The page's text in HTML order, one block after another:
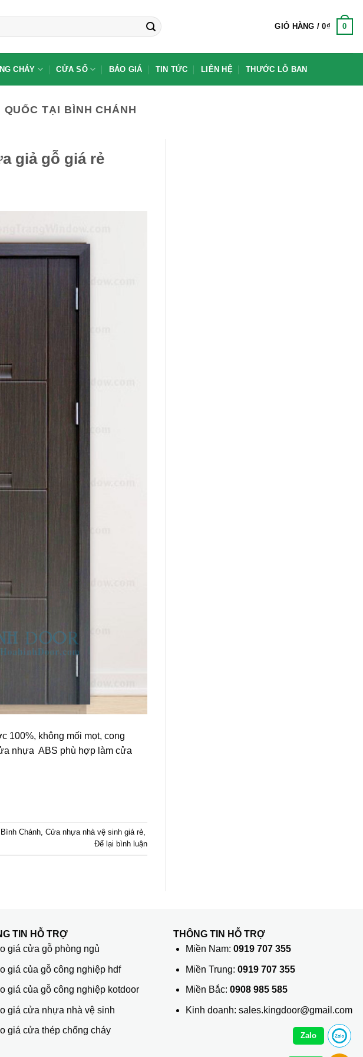
GIỎ HÀNG /0₫ 0
CHÁY CỬA SỔ BÁO GIÁ TIN TỨC LIÊN HỆ THƯỚC LỖ BAN
TẠI BÌNH CHÁNH
giả gỗ giá rẻ
100%, không mối mọt, cong
nhựa ABS phù hợp làm cửa
Chánh, Cửa nhựa nhà vệ sinh giá rẻ,
Để lại bình luận
TIN HỖ TRỢ
giá cửa gỗ phòng ngủ
giá của gỗ công nghiệp hdf
giá của gỗ công nghiệp kotdoor
giá cửa nhựa nhà vệ sinh
giá cửa thép chống cháy
THÔNG TIN HỖ TRỢ
Miền Nam: 0919 707 355
Miền Trung: 0919 707 355
Miền Bắc: 0908 985 585
Kinh doanh: sales.kingdoor@gmail.com
Zalo